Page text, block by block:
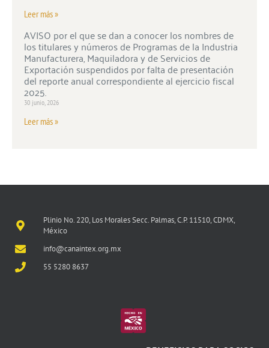
Leer más »
AVISO por el que se dan a conocer los nombres de
los titulares y números de Programas de la Industria
Manufacturera, Maquiladora y de Servicios de
Exportación suspendidos por falta de presentación
del reporte anual correspondiente al ejercicio fiscal
2025.
30 junio, 2026
Leer más »
Plinio No. 220, Los Morales Secc. Palmas, C.P. 11510, CDMX,
México
info@canaintex.org.mx
55 5280 8637